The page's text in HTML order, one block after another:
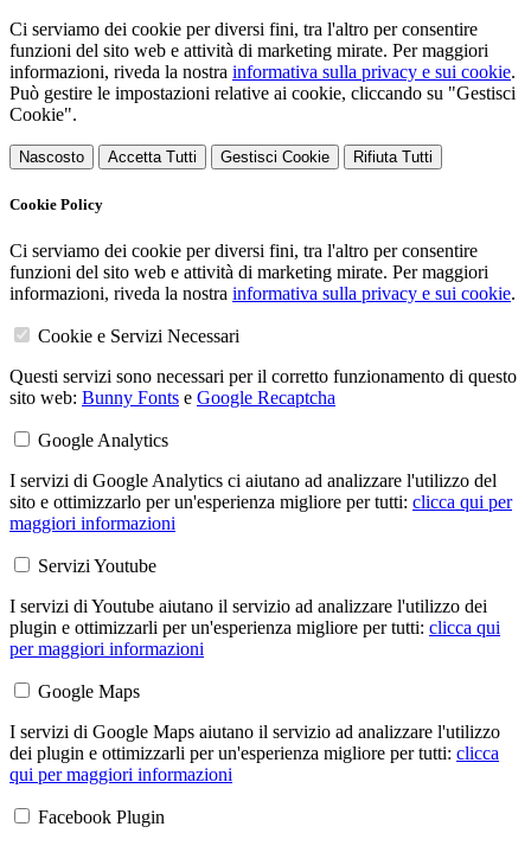
Ci serviamo dei cookie per diversi fini, tra l'altro per consentire
funzioni del sito web e attività di marketing mirate. Per maggiori
informazioni, riveda la nostra informativa sulla privacy e sui cookie.
Può gestire le impostazioni relative ai cookie, cliccando su "Gestisci
Cookie".
Nascosto Accetta Tutti Gestisci Cookie Rifiuta Tutti
Cookie Policy
Ci serviamo dei cookie per diversi fini, tra l'altro per consentire
funzioni del sito web e attività di marketing mirate. Per maggiori
informazioni, riveda la nostra informativa sulla privacy e sui cookie.
Cookie e Servizi Necessari
Questi servizi sono necessari per il corretto funzionamento di questo
sito web: Bunny Fonts e Google Recaptcha
Google Analytics
I servizi di Google Analytics ci aiutano ad analizzare l'utilizzo del
sito e ottimizzarlo per un'esperienza migliore per tutti: clicca qui per
maggiori informazioni
Servizi Youtube
I servizi di Youtube aiutano il servizio ad analizzare l'utilizzo dei
plugin e ottimizzarli per un'esperienza migliore per tutti: clicca qui
per maggiori informazioni
Google Maps
I servizi di Google Maps aiutano il servizio ad analizzare l'utilizzo
dei plugin e ottimizzarli per un'esperienza migliore per tutti: clicca
qui per maggiori informazioni
Facebook Plugin